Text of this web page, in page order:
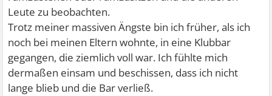
Leute zu beobachten.
Trotz meiner massiven Ängste bin ich früher, als ich
noch bei meinen Eltern wohnte, in eine Klubbar
gegangen, die ziemlich voll war. Ich fühlte mich
dermaßen einsam und beschissen, dass ich nicht
lange blieb und die Bar verließ.